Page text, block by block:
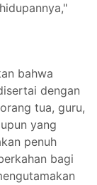
bahwa
dengan
tua, guru,
yang
penuh
bagi